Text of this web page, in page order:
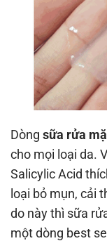
Dòng sữa rửa
cho mọi loại da.
Salicylic Acid
loại bỏ mụn, cải
do này thì sữa
một dòng best